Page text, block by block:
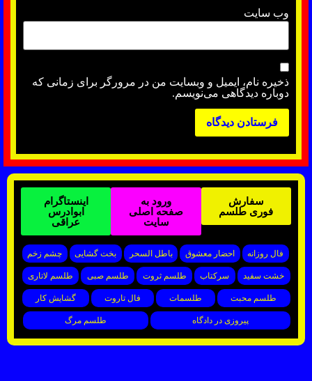
وب‌ سایت
ذخیره نام، ایمیل و وبسایت من در مرورگر برای زمانی که
دوباره دیدگاهی می‌نویسم.
سفارش
فوری طلسم
ورود به
صفحه اصلی
سایت
اینستاگرام
ابوادرس
عراقی
فال روزانه احضار معشوق باطل السحر بخت گشایی چشم زخم
خشت سفید سرکتاب طلسم ثروت طلسم صبی طلسم لاتاری
طلسم محبت طلسمات فال تاروت گشایش کار
پیروزی در دادگاه طلسم مرگ